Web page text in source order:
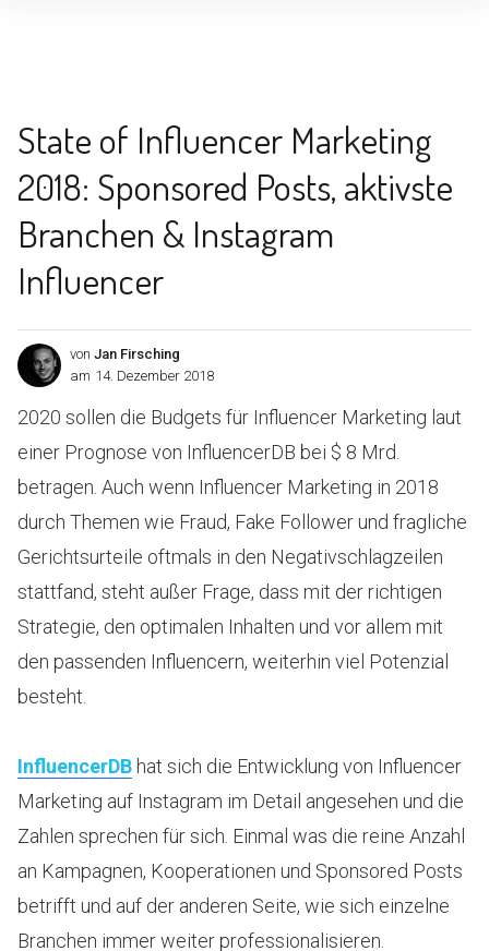
State of Influencer Marketing
2018: Sponsored Posts, aktivste
Branchen & Instagram
Influencer
von Jan Firsching
am 14. Dezember 2018
2020 sollen die Budgets für Influencer Marketing laut
einer Prognose von InfluencerDB bei $ 8 Mrd.
betragen. Auch wenn Influencer Marketing in 2018
durch Themen wie Fraud, Fake Follower und fragliche
Gerichtsurteile oftmals in den Negativschlagzeilen
stattfand, steht außer Frage, dass mit der richtigen
Strategie, den optimalen Inhalten und vor allem mit
den passenden Influencern, weiterhin viel Potenzial
besteht.
InfluencerDB hat sich die Entwicklung von Influencer
Marketing auf Instagram im Detail angesehen und die
Zahlen sprechen für sich. Einmal was die reine Anzahl
an Kampagnen, Kooperationen und Sponsored Posts
betrifft und auf der anderen Seite, wie sich einzelne
Branchen immer weiter professionalisieren.